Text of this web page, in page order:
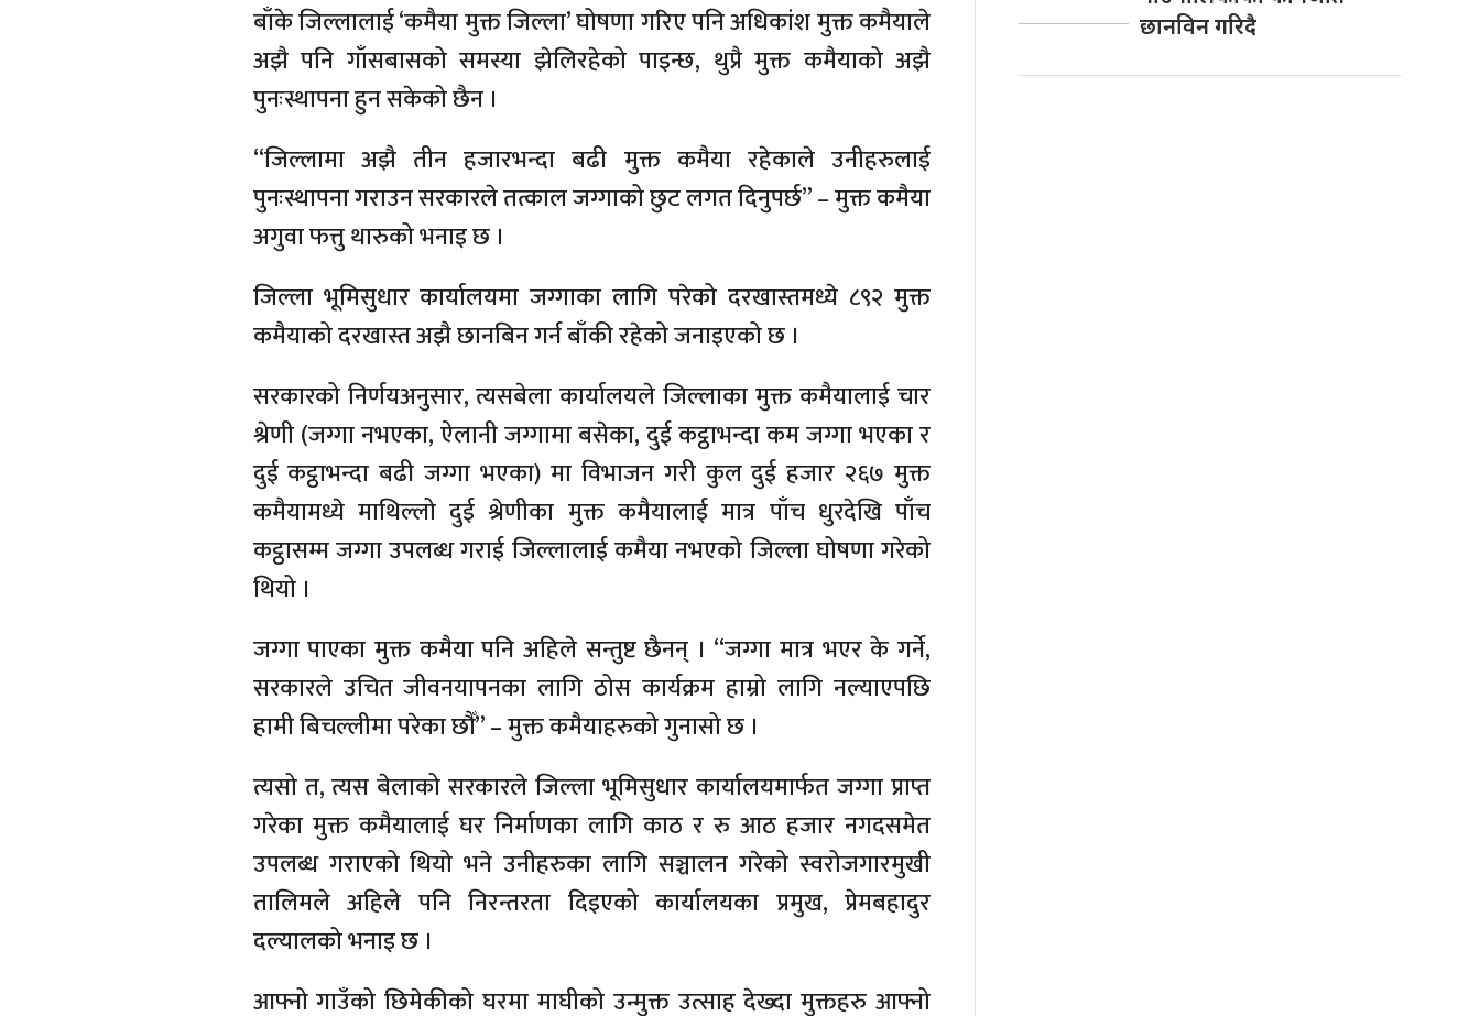
बाँके जिल्लालाई ‘कमैया मुक्त जिल्ला’ घोषणा गरिए पनि अधिकांश मुक्त कमैयाले
अझै पनि गाँसबासको समस्या झेलिरहेको पाइन्छ, थुप्रै मुक्त कमैयाको अझै
पुनःस्थापना हुन सकेको छैन ।
“जिल्लामा अझै तीन हजारभन्दा बढी मुक्त कमैया रहेकाले उनीहरुलाई
पुनःस्थापना गराउन सरकारले तत्काल जग्गाको छुट लगत दिनुपर्छ” – मुक्त कमैया
अगुवा फत्तु थारुको भनाइ छ ।
जिल्ला भूमिसुधार कार्यालयमा जग्गाका लागि परेको दरखास्तमध्ये ८९२ मुक्त
कमैयाको दरखास्त अझै छानबिन गर्न बाँकी रहेको जनाइएको छ ।
सरकारको निर्णयअनुसार, त्यसबेला कार्यालयले जिल्लाका मुक्त कमैयालाई चार
श्रेणी (जग्गा नभएका, ऐलानी जग्गामा बसेका, दुई कट्ठाभन्दा कम जग्गा भएका र
दुई कट्ठाभन्दा बढी जग्गा भएका) मा विभाजन गरी कुल दुई हजार २६७ मुक्त
कमैयामध्ये माथिल्लो दुई श्रेणीका मुक्त कमैयालाई मात्र पाँच धुरदेखि पाँच
कट्ठासम्म जग्गा उपलब्ध गराई जिल्लालाई कमैया नभएको जिल्ला घोषणा गरेको
थियो ।
जग्गा पाएका मुक्त कमैया पनि अहिले सन्तुष्ट छैनन् । “जग्गा मात्र भएर के गर्ने,
सरकारले उचित जीवनयापनका लागि ठोस कार्यक्रम हाम्रो लागि नल्याएपछि
हामी बिचल्लीमा परेका छौँ” – मुक्त कमैयाहरुको गुनासो छ ।
त्यसो त, त्यस बेलाको सरकारले जिल्ला भूमिसुधार कार्यालयमार्फत जग्गा प्राप्त
गरेका मुक्त कमैयालाई घर निर्माणका लागि काठ र रु आठ हजार नगदसमेत
उपलब्ध गराएको थियो भने उनीहरुका लागि सञ्चालन गरेको स्वरोजगारमुखी
तालिमले अहिले पनि निरन्तरता दिइएको कार्यालयका प्रमुख, प्रेमबहादुर
दल्यालको भनाइ छ ।
आफ्नो गाउँको छिमेकीको घरमा माघीको उन्मुक्त उत्साह देख्दा मुक्तहरु आफ्नो
छानविन गरिदै